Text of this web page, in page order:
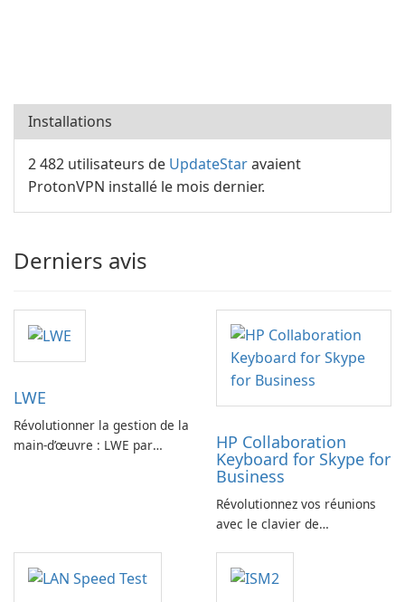
Installations
2 482 utilisateurs de UpdateStaravaient
ProtonVPN installé le mois dernier.
Derniers avis
LWE
Révolutionner la gestion de la
main-d’œuvre : LWE par
HP Collaboration
Keyboard for Skype for
Business
Révolutionnez vos réunions
avec le clavier de